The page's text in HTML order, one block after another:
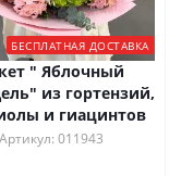
БЕСПЛАТНАЯ ДОСТАВКА
" Яблочный
из гортензий,
и гиацинтов
Артикул: 011943